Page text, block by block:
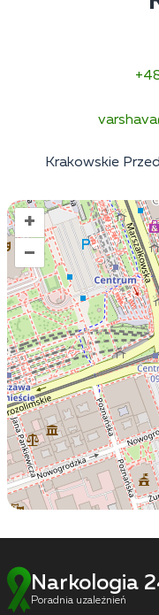
Krakowskie
+
–
Narkologia
Poradnia uzależnień